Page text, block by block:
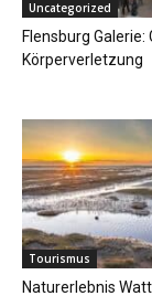
Uncategorized
Flensburg Galerie:
Körperverletzung
Tourismus
Naturerlebnis